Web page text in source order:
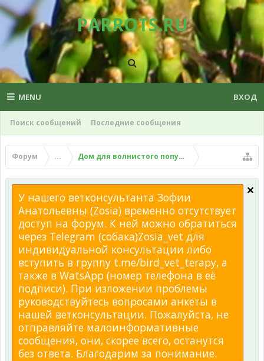
PARROTS.RU
MENU
Поиск сообщений Последние сообщения
ВХОД
Форум ... Дом для волнистого попугая
У нашего ветконсультанта Зофии
Анатольевны (Zosia) временно отсутствует
доступ на форум. К ней можно обратиться
через Telegram (собака)Zosia_vet для
индивидуальной консультации либо
вступить в группу t.me/bird_vet_terapy, а
также в WatsApp (номер телефона в её
подписи). При изложении проблемы
руководствуйтесь вопросами анкеты в
нашей ветконсультации. Пожалуйста, не
отправляйте малоинформативные
сообщения, они, скорее всего, останутся
без ответа. Благодарим за понимание.